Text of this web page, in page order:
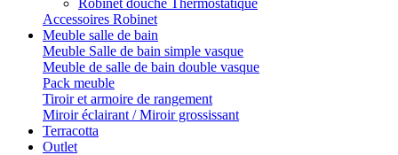
Robinet douche Thermostatique
Accessoires Robinet
Meuble salle de bain
Meuble Salle de bain simple vasque
Meuble de salle de bain double vasque
Pack meuble
Tiroir et armoire de rangement
Miroir éclairant / Miroir grossissant
Terracotta
Outlet